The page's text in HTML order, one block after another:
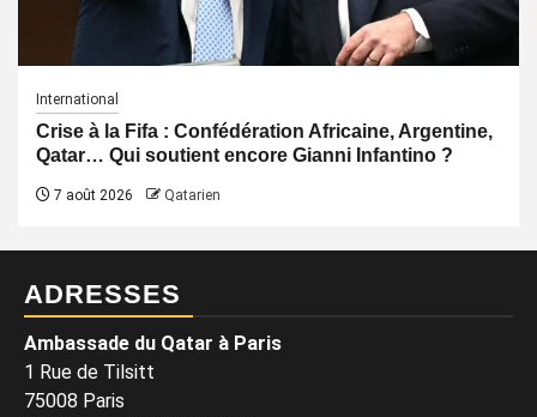
International
Crise à la Fifa : Confédération Africaine, Argentine,
Qatar… Qui soutient encore Gianni Infantino ?
7 août 2026 Qatarien
ADRESSES
Ambassade du Qatar à Paris
1 Rue de Tilsitt
75008 Paris